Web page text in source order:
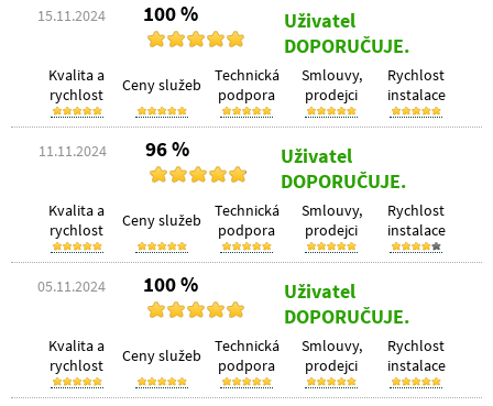
15.11.2024 100 %
Uživatel
DOPORUČUJE.
Kvalita a
rychlost
Ceny služeb
Technická
podpora
Smlouvy,
prodejci
Rychlost
instalace
11.11.2024 96 %
Uživatel
DOPORUČUJE.
Kvalita a
rychlost
Ceny služeb
Technická
podpora
Smlouvy,
prodejci
Rychlost
instalace
05.11.2024 100 %
Uživatel
DOPORUČUJE.
Kvalita a
rychlost
Ceny služeb
Technická
podpora
Smlouvy,
prodejci
Rychlost
instalace